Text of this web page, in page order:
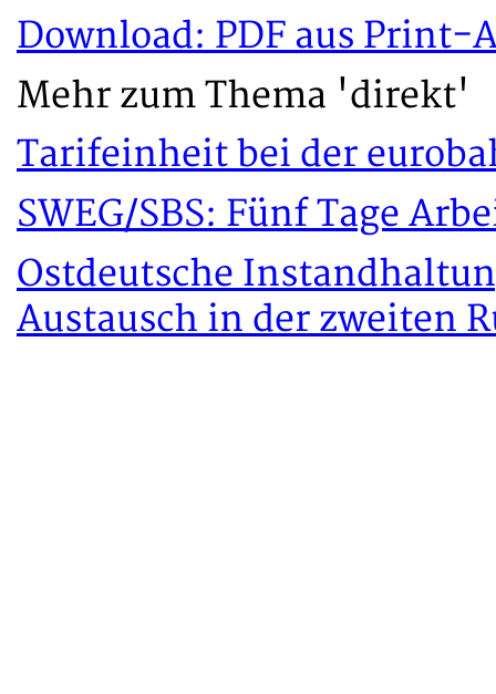
Download: PDF aus Print-
Mehr zum Thema 'direkt'
Tarifeinheit bei der
SWEG/SBS: Fünf Tage
Ostdeutsche
Austausch in der zweiten